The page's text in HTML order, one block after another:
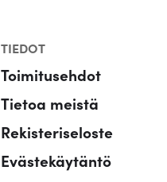
TIEDOT
Toimitusehdot
Tietoa meistä
Rekisteriseloste
Evästekäytäntö